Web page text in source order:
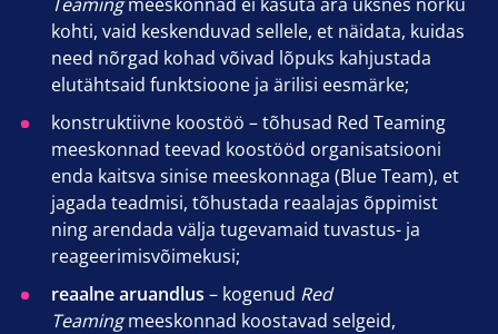
kohti, vaid keskenduvad sellele, et näidata, kuidas
need nõrgad kohad võivad lõpuks kahjustada
elutähtsaid funktsioone ja ärilisi eesmärke;
konstruktiivne koostöö – tõhusad Red Teaming
meeskonnad teevad koostööd organisatsiooni
enda kaitsva sinise meeskonnaga (Blue Team), et
jagada teadmisi, tõhustada reaalajas õppimist
ning arendada välja tugevamaid tuvastus- ja
reageerimisvõimekusi;
reaalne aruandlus – kogenud Red
Teamingmeeskonnad koostavad selgeid,